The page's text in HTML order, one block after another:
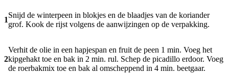
1
Snijd de winterpeen in blokjes en de blaadjes van de koriander
grof. Kook de rijst volgens de aanwij­zingen op de verpakking.
2
Verhit de olie in een hapjespan en fruit de peen 1 min. Voeg het
kipgehakt toe en bak in 2 min. rul. Schep de picadillo erdoor. Voeg
de roerbakmix toe en bak al omscheppend in 4 min. beetgaar.